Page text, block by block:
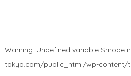
Warning: Undefined variable $mode in
tokyo.com/public_html/wp-content/